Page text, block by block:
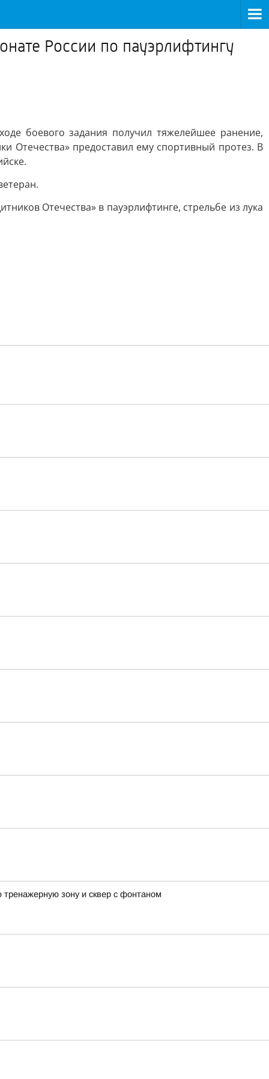
России по пауэрлифтингу
боевого задания получил тяжелейшее ранение,
Отечества» предоставил ему спортивный протез. В
Отечества» в пауэрлифтинге, стрельбе из лука
зону и сквер с фонтаном